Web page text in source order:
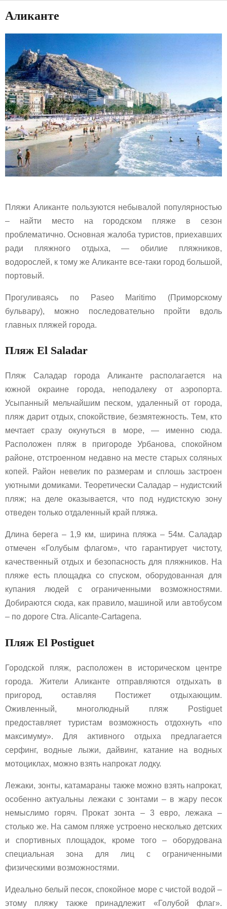
Аликанте
Пляжи Аликанте пользуются небывалой популярностью
– найти место на городском пляже в сезон
проблематично. Основная жалоба туристов, приехавших
ради пляжного отдыха, — обилие пляжников,
водорослей, к тому же Аликанте все-таки город большой,
портовый.
Прогуливаясь по Paseo Maritimo (Приморскому
бульвару), можно последовательно пройти вдоль
главных пляжей города.
Пляж El Saladar
Пляж Саладар города Аликанте располагается на
южной окраине города, неподалеку от аэропорта.
Усыпанный мельчайшим песком, удаленный от города,
пляж дарит отдых, спокойствие, безмятежность. Тем, кто
мечтает сразу окунуться в море, — именно сюда.
Расположен пляж в пригороде Урбанова, спокойном
районе, отстроенном недавно на месте старых соляных
копей. Район невелик по размерам и сплошь застроен
уютными домиками. Теоретически Саладар – нудистский
пляж; на деле оказывается, что под нудистскую зону
отведен только отдаленный край пляжа.
Длина берега – 1,9 км, ширина пляжа – 54м. Саладар
отмечен «Голубым флагом», что гарантирует чистоту,
качественный отдых и безопасность для пляжников. На
пляже есть площадка со спуском, оборудованная для
купания людей с ограниченными возможностями.
Добираются сюда, как правило, машиной или автобусом
– по дороге Ctra. Alicante-Cartagena.
Пляж El Postiguet
Городской пляж, расположен в историческом центре
города. Жители Аликанте отправляются отдыхать в
пригород, оставляя Постижет отдыхающим.
Оживленный, многолюдный пляж Postiguet
предоставляет туристам возможность отдохнуть «по
максимуму». Для активного отдыха предлагается
серфинг, водные лыжи, дайвинг, катание на водных
мотоциклах, можно взять напрокат лодку.
Лежаки, зонты, катамараны также можно взять напрокат,
особенно актуальны лежаки с зонтами – в жару песок
немыслимо горяч. Прокат зонта – 3 евро, лежака –
столько же. На самом пляже устроено несколько детских
и спортивных площадок, кроме того – оборудована
специальная зона для лиц с ограниченными
физическими возможностями.
Идеально белый песок, спокойное море с чистой водой –
этому пляжу также принадлежит «Голубой флаг».